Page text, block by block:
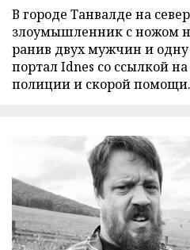
В городе Танвалде на
злоумышленник с ножом
ранив двух мужчин и
портал Idnes со ссылкой
полиции и скорой помощи.